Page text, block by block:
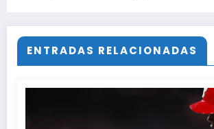
ENTRADAS RELACIONADAS